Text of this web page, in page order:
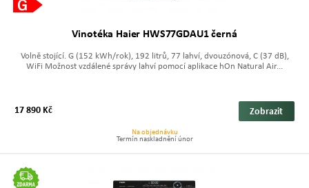
Vinotéka Haier HWS77GDAU1 černá
Volně stojící. G (152 kWh/rok), 192 litrů, 77 lahví, dvouzónová, C (37 dB),
WiFi Možnost vzdálené správy lahví pomocí aplikace hOn Natural Air...
17 890 Kč Zobrazit
Na objednávku
Termín naskladnění únor